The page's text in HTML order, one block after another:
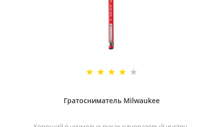
Гратосниматель Milwaukee